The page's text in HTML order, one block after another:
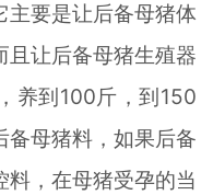
主要是让后备母猪体
且让后备母猪生殖器
养到100斤，到150
备母猪料，如果后备
，在母猪受孕的当